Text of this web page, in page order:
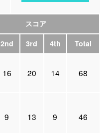
スコア
2nd 3rd 4th Total
16 20 14 68
9 13 9 46